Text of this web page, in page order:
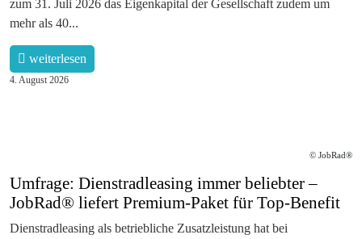
zum 31. Juli 2026 das Eigenkapital der Gesellschaft zudem um
mehr als 40...
weiterlesen
4. August 2026
© JobRad®
Umfrage: Dienstradleasing immer beliebter –
JobRad® liefert Premium-Paket für Top-Benefit
Dienstradleasing als betriebliche Zusatzleistung hat bei